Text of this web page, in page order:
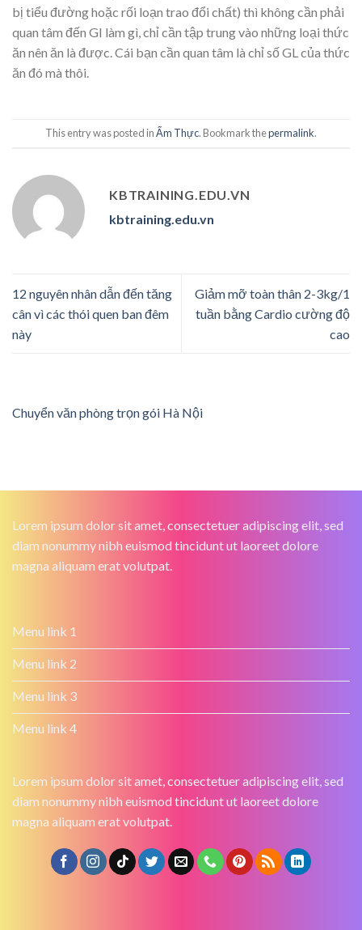
bị tiểu đường hoặc rối loạn trao đổi chất) thì không cần phải
quan tâm đến GI làm gì, chỉ cần tập trung vào những loại thức
ăn nên ăn là được. Cái bạn cần quan tâm là chỉ số GL của thức
ăn đó mà thôi.
This entry was posted inẨm Thực. Bookmark thepermalink.
KBTRAINING.EDU.VN
kbtraining.edu.vn
12 nguyên nhân dẫn đến tăng
cân vì các thói quen ban đêm
này
Giảm mỡ toàn thân 2-3kg/1
tuần bằng Cardio cường độ
cao
Chuyển văn phòng trọn gói Hà Nội
Lorem ipsum dolor sit amet, consectetuer adipiscing elit, sed
diam nonummy nibh euismod tincidunt ut laoreet dolore
magna aliquam erat volutpat.
Menu link 1
Menu link 2
Menu link 3
Menu link 4
Lorem ipsum dolor sit amet, consectetuer adipiscing elit, sed
diam nonummy nibh euismod tincidunt ut laoreet dolore
magna aliquam erat volutpat.